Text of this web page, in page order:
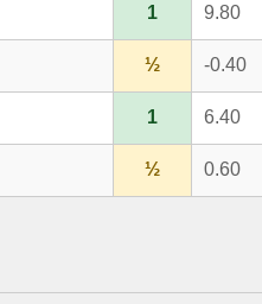
1 9.80
½ -0.40
1 6.40
½ 0.60